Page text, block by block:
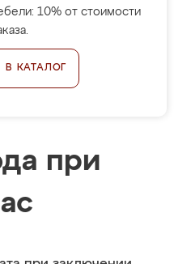
10% от стоимости
В КАТАЛОГ
при